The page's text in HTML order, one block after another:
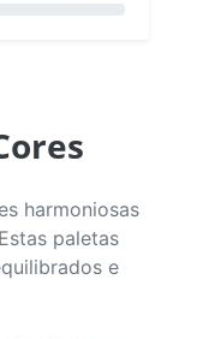
harmoniosas
paletas
e